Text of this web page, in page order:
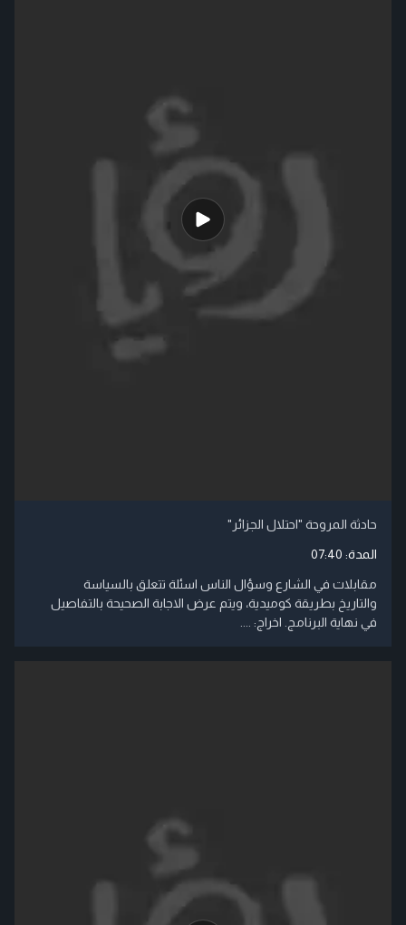
حادثة المروحة "احتلال الجزائر"
المدة: 07:40
مقابلات في الشارع وسؤال الناس اسئلة تتعلق بالسياسة
والتاريخ بطريقة كوميدية، ويتم عرض الاجابة الصحيحة بالتفاصيل
في نهاية البرنامج. اخراج: ....